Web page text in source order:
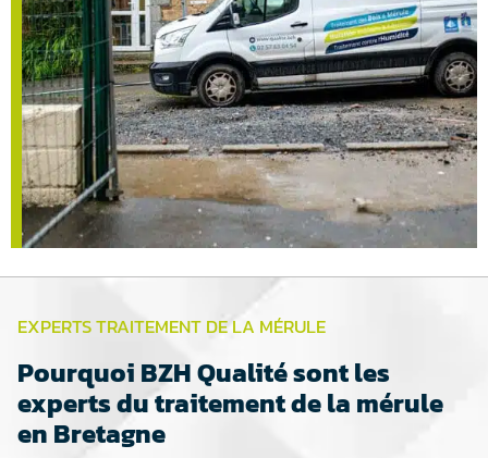
EXPERTS TRAITEMENT DE LA MÉRULE
Pourquoi BZH Qualité sont les
experts du traitement de la mérule
en Bretagne